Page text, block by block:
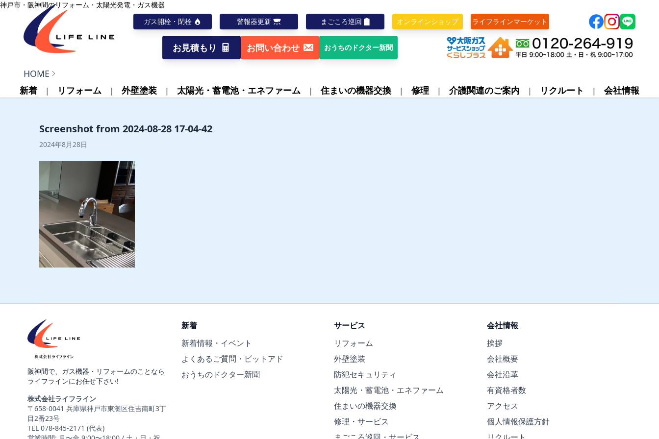
内容をスキップ
神戸市・阪神間のリフォーム・太陽光発電・ガス機器
ガス開栓・閉栓
警報器更新 まごころ巡回 オンラインショップ ライフラインマーケット
株式会社ライフライン お見積もり お問い合わせ おうちのドクター新聞
株式会社ライフライン
HOME
新着
リフォーム 外壁塗装 太陽光・蓄電池・エネファーム 住まいの機器交換 修理 介護関連のご案内 リクルート 会社情報
Screenshot from 2024-08-28 17-04-42
2024年8月28日
阪神間で、ガス機器・リフォームのことなら
ライフラインにお任せ下さい!
株式会社ライフライン
〒658-0041 兵庫県神戸市東灘区住吉南町3丁
目2番23号
TEL 078-845-2171 (代表)
新着
新着情報・イベント
よくあるご質問・ビットアド
おうちのドクター新聞
サービス
リフォーム
外壁塗装
防犯セキュリティ
太陽光・蓄電池・エネファーム
住まいの機器交換
修理・サービス
会社情報
挨拶
会社概要
会社沿革
有資格者数
アクセス
個人情報保護方針